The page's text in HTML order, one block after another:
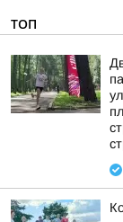
ТОП